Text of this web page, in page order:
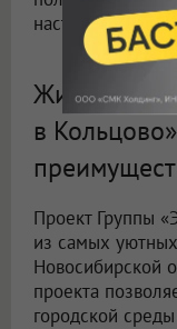
настоящим
Жилой
в
Проект Группы
из самых
Новосибирской
проекта
городской